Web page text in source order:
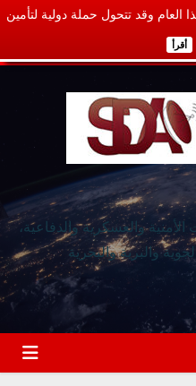
العام وقد تتحول حملة دولية لتأمين
أقرأ
والعسكرية والدفاعية،
والبرية والبحرية